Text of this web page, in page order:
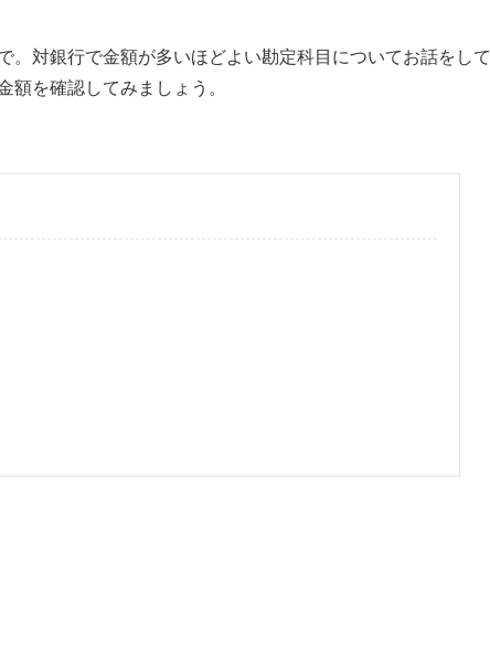
対銀行で金額が多いほどよい勘定科目についてお話をして
を確認してみましょう。